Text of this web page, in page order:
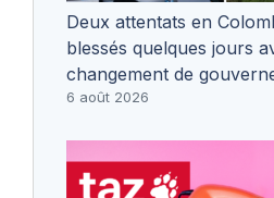
Deux attentats en
blessés quelques jours
changement de
6 août 2026